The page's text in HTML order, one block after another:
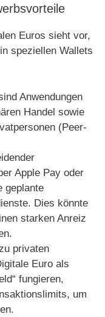
Euros sieht vor,
speziellen Wallets
Anwendungen
Handel sowie
(Peer-
Apple Pay oder
geplante
Dies könnte
starken Anreiz
privaten
Euro als
fungieren,
um